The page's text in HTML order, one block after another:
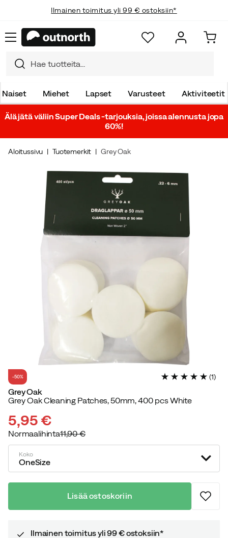
Ilmainen toimitus yli 99 € ostoksiin*
Naiset Miehet Lapset Varusteet Aktiviteetit
Älä jätä väliin Super Deals -tarjouksia, joissa alennusta jopa
60%!
Aloitussivu Tuotemerkit Grey Oak
-50% (1)
Grey Oak
Grey Oak Cleaning Patches, 50mm, 400 pcs White
discounted
price
5,95 €
original
price
Normaalihinta11,90 €
Koko
OneSize
Lisää ostoskoriin
Ilmainen toimitus yli 99 € ostoksiin*